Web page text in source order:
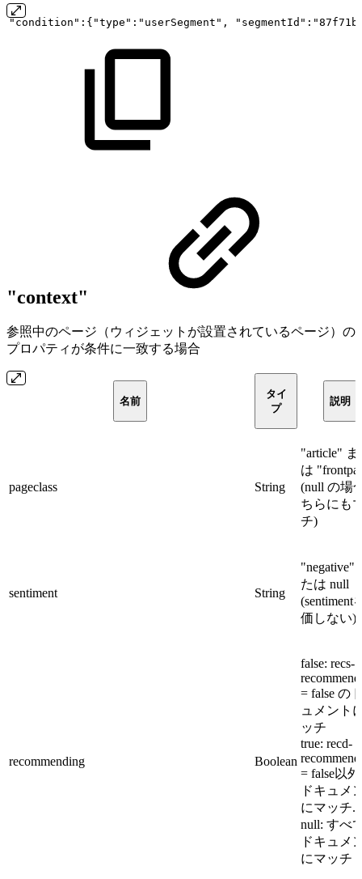
"condition":{"type":"userSegment",
"context"
参照中のページ（ウィジェットが設置されているページ）の
プロパティが条件に一致する場合
名前
タイ
プ
説明
pageclass String
"article" ま
は
(null の場
ちらにも
チ)
sentiment String
"negative"
たは null
(sentiment
価しない).
recommending Boolean
false: recs-
= false の
ュメント
ッチ
true: recd-
= false以
ドキュメ
にマッチ.
null: すべ
ドキュメ
にマッチ